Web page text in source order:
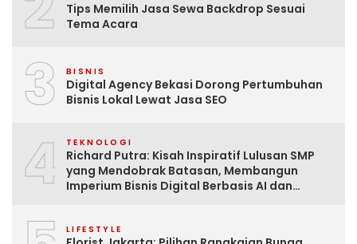
Tips Memilih Jasa Sewa Backdrop Sesuai
Tema Acara
3 BISNIS
Digital Agency Bekasi Dorong Pertumbuhan
Bisnis Lokal Lewat Jasa SEO
4 TEKNOLOGI
Richard Putra: Kisah Inspiratif Lulusan SMP
yang Mendobrak Batasan, Membangun
Imperium Bisnis Digital Berbasis AI dan
LIFESTYLE